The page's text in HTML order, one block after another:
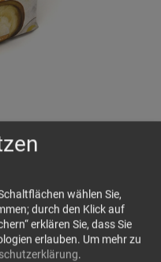
die Meraner
Sorten, der
rustikale Polenta mit
Charakter, wie sie vor
wird. Die Meraner
und
wählen Sie,
durch den Klick auf
erklären Sie, dass Sie
erlauben. Um mehr zu
.